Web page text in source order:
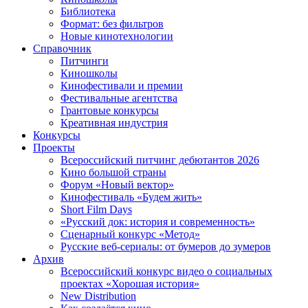
Библиотека
Формат: без фильтров
Новые кинотехнологии
Справочник
Питчинги
Киношколы
Кинофестивали и премии
Фестивальные агентства
Грантовые конкурсы
Креативная индустрия
Конкурсы
Проекты
Всероссийский питчинг дебютантов 2026
Кино большой страны
Форум «Новый вектор»
Кинофестиваль «Будем жить»
Short Film Days
«Русский док: история и современность»
Сценарный конкурс «Метод»
Русские веб-сериалы: от бумеров до зумеров
Архив
Всероссийский конкурс видео о социальных
проектах «Хорошая история»
New Distribution